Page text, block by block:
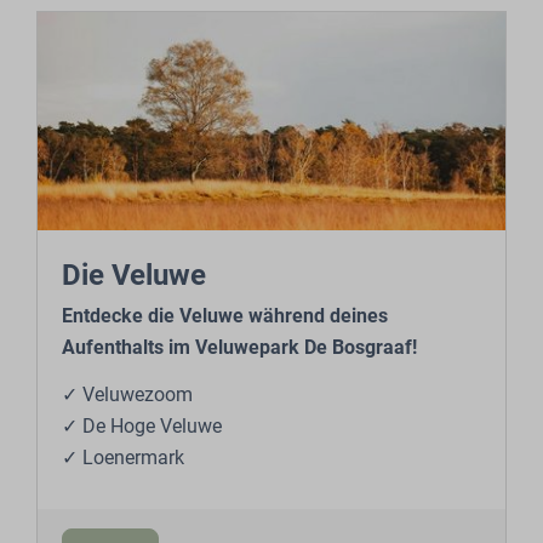
Die Veluwe
Entdecke die Veluwe während deines
Aufenthalts im Veluwepark De Bosgraaf!
✓ Veluwezoom
✓ De Hoge Veluwe
✓ Loenermark